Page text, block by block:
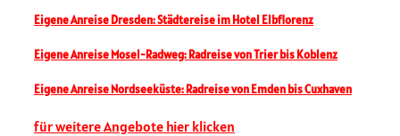
Eigene Anreise Dresden: Städtereise im Hotel Elbflorenz
Eigene Anreise Mosel-Radweg: Radreise von Trier bis Koblenz
Eigene Anreise Nordseeküste: Radreise von Emden bis Cuxhaven
für weitere Angebote hier klicken